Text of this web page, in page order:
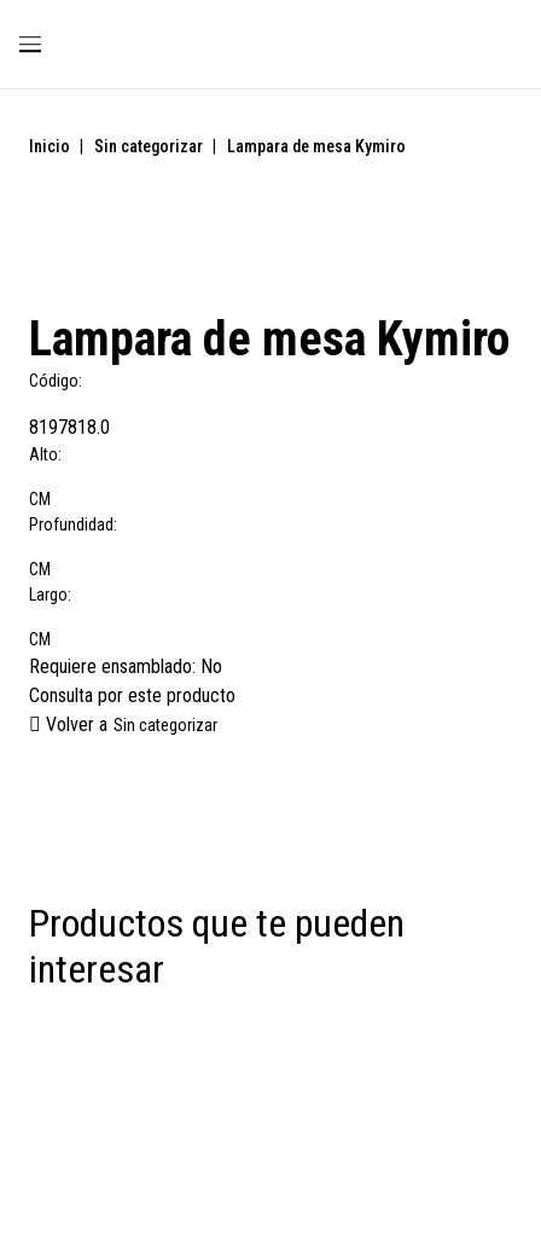
Inicio Sin categorizar Lampara de mesa Kymiro
Lampara de mesa Kymiro
Código:
8197818.0
Alto:
CM
Profundidad:
CM
Largo:
CM
Requiere ensamblado: No
Consulta por este producto
Volver a Sin categorizar
Productos que te pueden
interesar